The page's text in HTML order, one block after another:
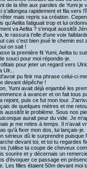
de la tête aux paroles de Yumi je
s'allongea rapidement et fila vers
mais repris sa création.
qu'Aelita fatiguait trop et lui
va Aelita ? s'enquit aussitôt
le rassura t'elle d'une voix
cas c'est bien joué le chemin est
on sait !
la première fit Yumi, Aelita tu
souci pour moi répondis-je.
pour jeter un regard vers
Ulr...
pu finir ma phrase celui-ci
devant dépêche !
Yumi avait déjà enjambé les
à avancer et on fait tous
rejoint, puis ce fut mon tour.
de quelques mètres et me
aussitôt le problème. Sous nos
aurait peur du vide. Je
je me retins à temps. Il n'avait
qu'à fixer mon dos, lui lançais-je.
sérieux dû le surprendre puisque
devant toi, et toi tu regardes
j'utilise ta coupe de cheveux
sourire et y décernais un
d'évoquer ce passage en
Les filles étaient 50m devant moi